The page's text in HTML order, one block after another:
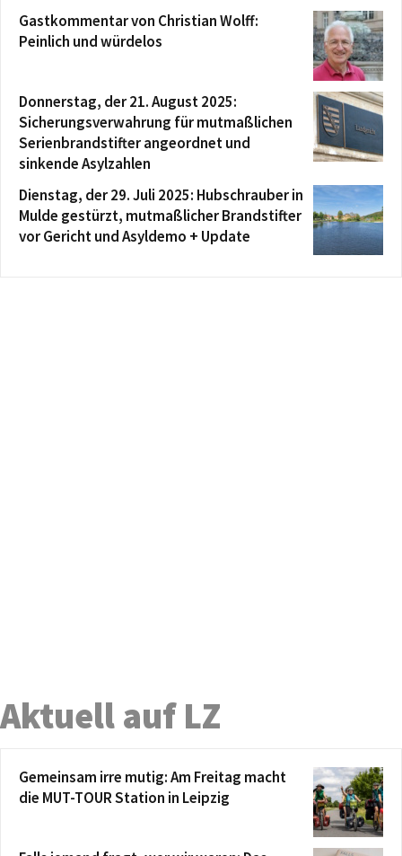
Gastkommentar von Christian Wolff:
Peinlich und würdelos
Donnerstag, der 21. August 2025:
Sicherungsverwahrung für mutmaßlichen
Serienbrandstifter angeordnet und
sinkende Asylzahlen
Dienstag, der 29. Juli 2025: Hubschrauber in
Mulde gestürzt, mutmaßlicher Brandstifter
vor Gericht und Asyldemo + Update
Aktuell auf LZ
Gemeinsam irre mutig: Am Freitag macht
die MUT-TOUR Station in Leipzig